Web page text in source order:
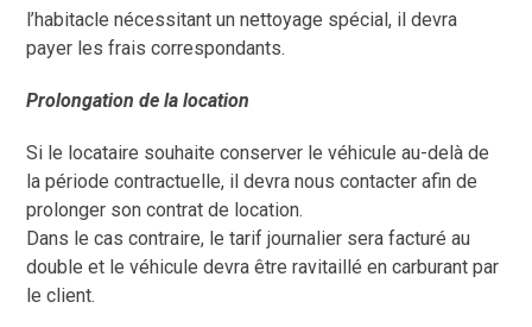
l’habitacle nécessitant un nettoyage spécial, il devra
payer les frais correspondants.
Prolongation de la location
Si le locataire souhaite conserver le véhicule au-delà de
la période contractuelle, il devra nous contacter afin de
prolonger son contrat de location.
Dans le cas contraire, le tarif journalier sera facturé au
double et le véhicule devra être ravitaillé en carburant par
le client.